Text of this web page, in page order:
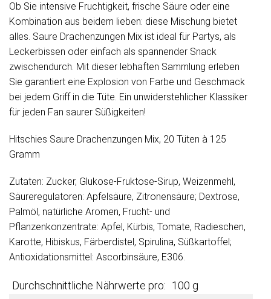
Ob Sie intensive Fruchtigkeit, frische Säure oder eine
Kombination aus beidem lieben: diese Mischung bietet
alles. Saure Drachenzungen Mix ist ideal für Partys, als
Leckerbissen oder einfach als spannender Snack
zwischendurch. Mit dieser lebhaften Sammlung erleben
Sie garantiert eine Explosion von Farbe und Geschmack
bei jedem Griff in die Tüte. Ein unwiderstehlicher Klassiker
für jeden Fan saurer Süßigkeiten!
Hitschies Saure Drachenzungen Mix, 20 Tüten à 125
Gramm
Zutaten: Zucker, Glukose-Fruktose-Sirup, Weizenmehl,
Säureregulatoren: Apfelsäure, Zitronensäure; Dextrose,
Palmöl, natürliche Aromen, Frucht- und
Pflanzenkonzentrate: Apfel, Kürbis, Tomate, Radieschen,
Karotte, Hibiskus, Färberdistel, Spirulina, Süßkartoffel;
Antioxidationsmittel: Ascorbinsäure, E306.
Durchschnittliche Nährwerte pro: 100 g